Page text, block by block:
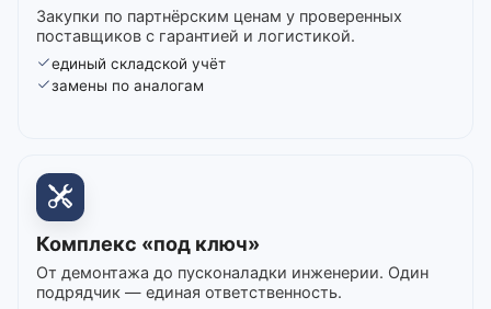
Закупки по партнёрским ценам у проверенных
поставщиков с гарантией и логистикой.
единый складской учёт
замены по аналогам
Комплекс «под ключ»
От демонтажа до пусконаладки инженерии. Один
подрядчик — единая ответственность.